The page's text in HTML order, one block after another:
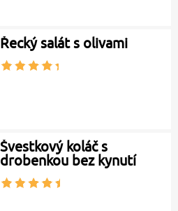
Řecký salát s olivami
Švestkový koláč s
drobenkou bez kynutí